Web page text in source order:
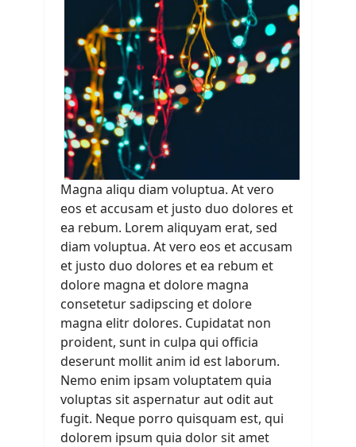
Magna aliqu diam voluptua. At vero
eos et accusam et justo duo dolores et
ea rebum. Lorem aliquyam erat, sed
diam voluptua. At vero eos et accusam
et justo duo dolores et ea rebum et
dolore magna et dolore magna
consetetur sadipscing et dolore
magna elitr dolores. Cupidatat non
proident, sunt in culpa qui officia
deserunt mollit anim id est laborum.
Nemo enim ipsam voluptatem quia
voluptas sit aspernatur aut odit aut
fugit. Neque porro quisquam est, qui
dolorem ipsum quia dolor sit amet